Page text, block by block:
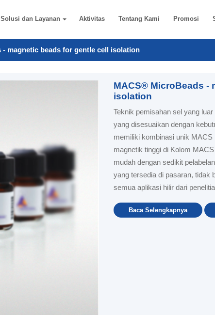
Solusi dan Layanan Aktivitas Tentang Kami Promosi
magnetic beads for gentle cell isolation
MACS® MicroBeads -
isolation
Teknik pemisahan sel yang
yang disesuaikan dengan
memiliki kombinasi unik
magnetik tinggi di Kolom
mudah dengan sedikit
yang tersedia di pasaran, tidak
semua aplikasi hilir dari
Baca Selengkapnya